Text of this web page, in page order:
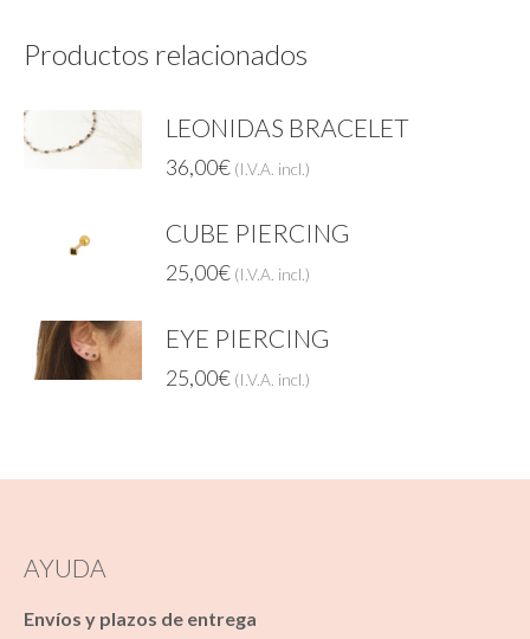
Productos relacionados
LEONIDAS BRACELET
36,00€ (I.V.A. incl.)
CUBE PIERCING
25,00€ (I.V.A. incl.)
EYE PIERCING
25,00€ (I.V.A. incl.)
AYUDA
Envíos y plazos de entrega